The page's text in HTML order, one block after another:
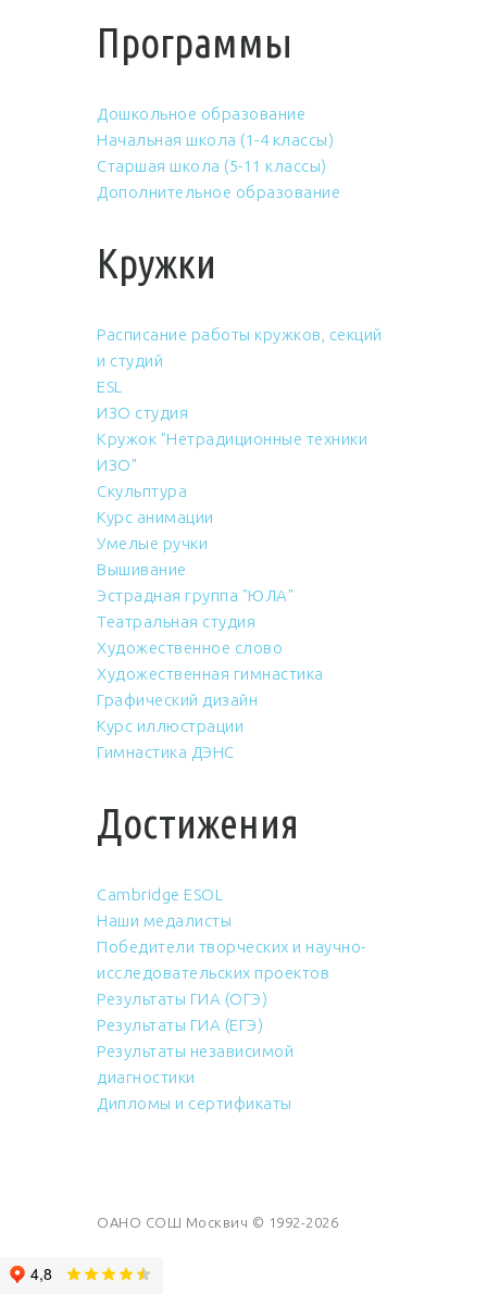
Программы
Дошкольное образование
Начальная школа (1-4 классы)
Старшая школа (5-11 классы)
Дополнительное образование
Кружки
Расписание работы кружков, секций
и студий
ESL
ИЗО студия
Кружок "Нетрадиционные техники
ИЗО"
Скульптура
Курс анимации
Умелые ручки
Вышивание
Эстрадная группа "ЮЛА"
Театральная студия
Художественное слово
Художественная гимнастика
Графический дизайн
Курс иллюстрации
Гимнастика ДЭНС
Достижения
Cambridge ESOL
Наши медалисты
Победители творческих и научно-
исследовательских проектов
Результаты ГИА (ОГЭ)
Результаты ГИА (ЕГЭ)
Результаты независимой
диагностики
Дипломы и сертификаты
ОАНО СОШ Москвич © 1992-2026